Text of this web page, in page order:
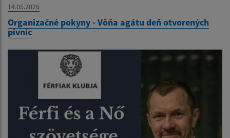
14.05.2026
Organizačné pokyny - Vôňa agátu deň otvorených
pivníc